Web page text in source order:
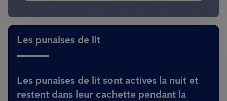
Les punaises de lit
Les punaises de lit sont actives la nuit et
restent dans leur cachette pendant la